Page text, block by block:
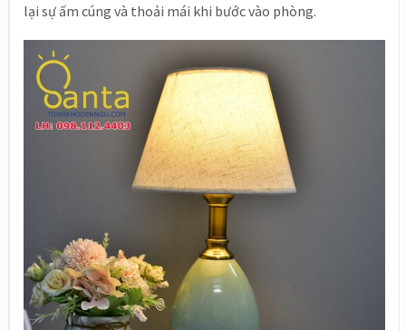
lại sự ấm cúng và thoải mái khi bước vào phòng.